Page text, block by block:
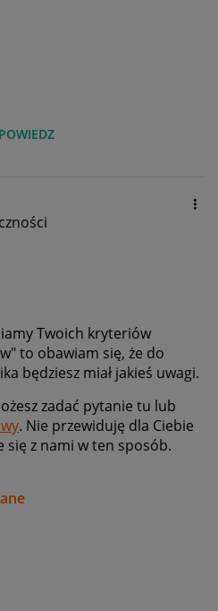
Twoich kryteriów
to obawiam się, że do
będziesz miał jakieś uwagi.
zadać pytanie tu lub
. Nie przewiduję dla Ciebie
się z nami w ten sposób.